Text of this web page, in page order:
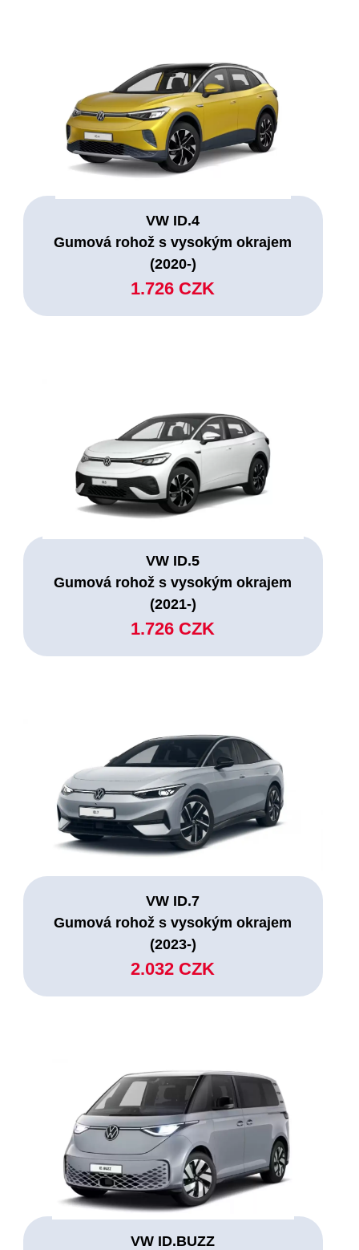
VW ID.4
Gumová rohož s vysokým okrajem
(2020-)
1.726 CZK
VW ID.5
Gumová rohož s vysokým okrajem
(2021-)
1.726 CZK
VW ID.7
Gumová rohož s vysokým okrajem
(2023-)
2.032 CZK
VW ID.BUZZ